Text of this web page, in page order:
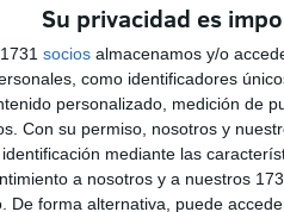
Su privacidad es
socios almacenamos y/o
como identificadores
personalizado, medición de
Con su permiso, nosotros y
mediante las
a nosotros y a nuestros
De forma alternativa, puede
las viviendas particulares de